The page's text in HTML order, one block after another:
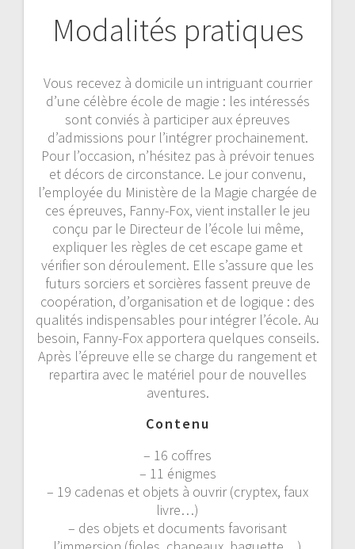
Modalités pratiques
Vous recevez à domicile un intriguant courrier
d’une célèbre école de magie : les intéressés
sont conviés à participer aux épreuves
d’admissions pour l’intégrer prochainement.
Pour l’occasion, n’hésitez pas à prévoir tenues
et décors de circonstance. Le jour convenu,
l’employée du Ministère de la Magie chargée de
ces épreuves, Fanny-Fox, vient installer le jeu
conçu par le Directeur de l’école lui même,
expliquer les règles de cet escape game et
vérifier son déroulement. Elle s’assure que les
futurs sorciers et sorcières fassent preuve de
coopération, d’organisation et de logique : des
qualités indispensables pour intégrer l’école. Au
besoin, Fanny-Fox apportera quelques conseils.
Après l’épreuve elle se charge du rangement et
repartira avec le matériel pour de nouvelles
aventures.
Contenu
– 16 coffres
– 11 énigmes
– 19 cadenas et objets à ouvrir (cryptex, faux
livre…)
– des objets et documents favorisant